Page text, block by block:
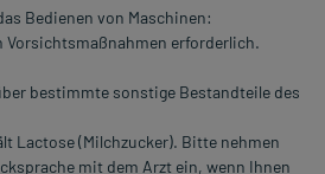
Bedienen von Maschinen:
Vorsichtsmaßnahmen erforderlich.
bestimmte sonstige Bestandteile des
Lactose (Milchzucker). Bitte nehmen
mit dem Arzt ein, wenn Ihnen